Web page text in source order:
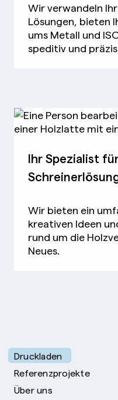
Wir verwandeln
Lösungen, bieten
ums Metall und ISO 9001 zertifiziert. –
speditiv und
Ihr Spezialist
Wir bieten ein
kreativen Ideen
rund um die
Neues.
Druckladen
Referenzprojekte
Über uns